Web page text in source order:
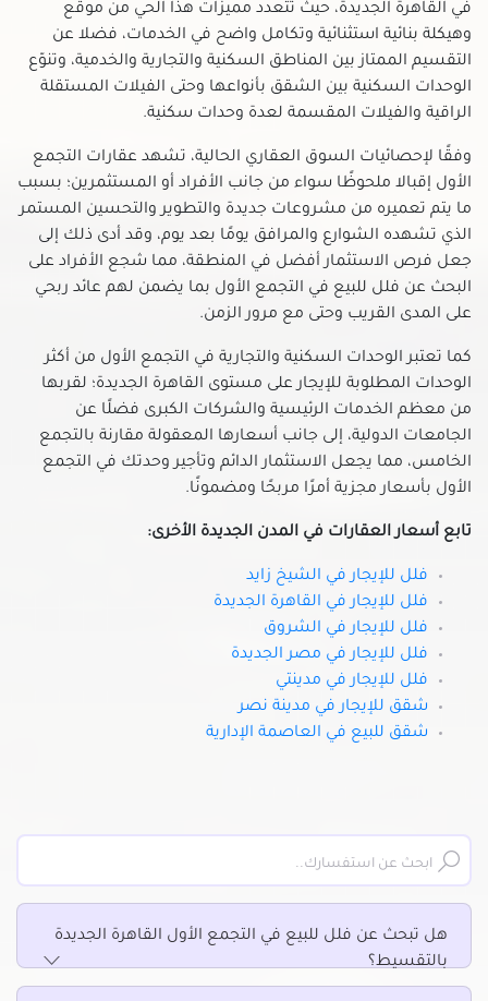
فلل للبيع في مصر الجديدة
فلل للبيع في مصر القديمة
فلل للبيع في منشأة ناصر
فلل للبيع في ميفيدا التجمع الخامس
فلل للبيع في هليوبوليس الجديدة
فلل للبيع في وسط البلد
في القاهرة الجديدة، حيث تتعدد مميزات هذا الحي من موقع
وهيكلة بنائية استثنائية وتكامل واضح في الخدمات، فضلا عن
التقسيم الممتاز بين المناطق السكنية والتجارية والخدمية، وتنوّع
الوحدات السكنية بين الشقق بأنواعها وحتى الفيلات المستقلة
الراقية والفيلات المقسمة لعدة وحدات سكنية.
وفقًا لإحصائيات السوق العقاري الحالية، تشهد عقارات التجمع
الأول إقبالا ملحوظًا سواء من جانب الأفراد أو المستثمرين؛ بسبب
ما يتم تعميره من مشروعات جديدة والتطوير والتحسين المستمر
الذي تشهده الشوارع والمرافق يومًا بعد يوم، وقد أدى ذلك إلى
جعل فرص الاستثمار أفضل في المنطقة، مما شجع الأفراد على
البحث عن فلل للبيع في التجمع الأول بما يضمن لهم عائد ربحي
على المدى القريب وحتى مع مرور الزمن.
كما تعتبر الوحدات السكنية والتجارية في التجمع الأول من أكثر
الوحدات المطلوبة للإيجار على مستوى القاهرة الجديدة؛ لقربها
من معظم الخدمات الرئيسية والشركات الكبرى فضلًا عن
الجامعات الدولية، إلى جانب أسعارها المعقولة مقارنة بالتجمع
الخامس، مما يجعل الاستثمار الدائم وتأجير وحدتك في التجمع
الأول بأسعار مجزية أمرًا مربحًا ومضمونًا.
تابع أسعار العقارات في المدن الجديدة الأخرى:
فلل للإيجار في الشيخ زايد
فلل للإيجار في القاهرة الجديدة
فلل للإيجار في الشروق
فلل للإيجار في مصر الجديدة
فلل للإيجار في مدينتي
شقق للإيجار في مدينة نصر
شقق للبيع في العاصمة الإدارية
هل تبحث عن فلل للبيع في التجمع الأول القاهرة الجديدة
بالتقسيط؟